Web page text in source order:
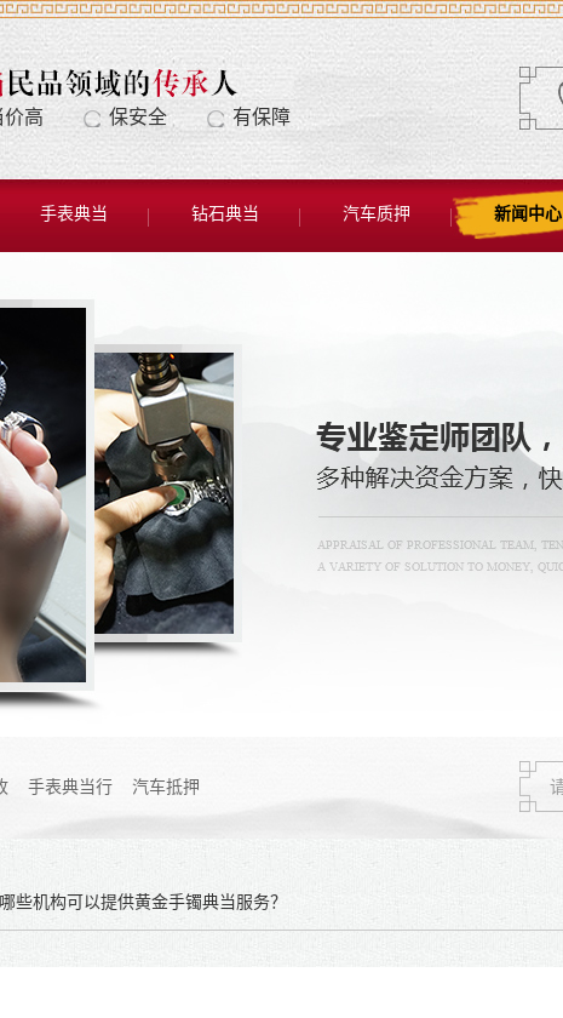
价高 保安全 有保障
手表典当 钻石典当 汽车质押 新闻中心
手表典当行 汽车抵押
哪些机构可以提供黄金手镯典当服务？